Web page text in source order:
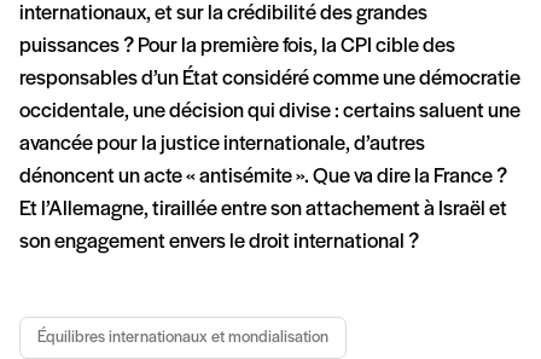
internationaux, et sur la crédibilité des grandes
puissances ? Pour la première fois, la CPI cible des
responsables d’un État considéré comme une démocratie
occidentale, une décision qui divise : certains saluent une
avancée pour la justice internationale, d’autres
dénoncent un acte « antisémite ». Que va dire la France ?
Et l’Allemagne, tiraillée entre son attachement à Israël et
son engagement envers le droit international ?
Équilibres internationaux et mondialisation